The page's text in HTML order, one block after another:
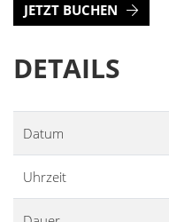
JETZT BUCHEN
DETAILS
Datum
Uhrzeit